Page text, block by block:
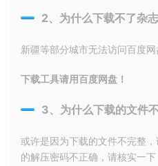
2、为什么下载不了杂
新疆等部分城市无法访问百度
下载工具请用百度网盘！
3、为什么下载的文件
或许是因为下载的文件不完整
的解压密码不正确，请核实一